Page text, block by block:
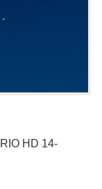
HD 14-